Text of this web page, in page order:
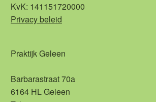
KvK: 141151720000
Privacy beleid
Praktijk Geleen
Barbarastraat 70a
6164 HL Geleen